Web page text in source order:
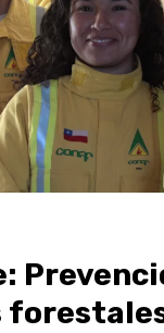
Capítulo 03: lessons
celebra 50
frontal en